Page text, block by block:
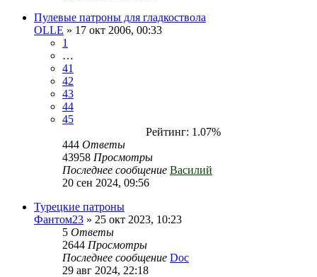
Пулевые патроны для гладкоствола
OLLE » 17 окт 2006, 00:33
1
…
41
42
43
44
45
Рейтинг: 1.07%
444 Ответы
43958 Просмотры
Последнее сообщение Василий
20 сен 2024, 09:56
Турецкие патроны
Фантом23 » 25 окт 2023, 10:23
5 Ответы
2644 Просмотры
Последнее сообщение Doc
29 авг 2024, 22:18